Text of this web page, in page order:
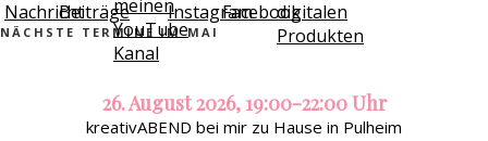
NÄCHSTE TERMINE IM MAI
26. August 2026, 19:00-22:00 Uhr
kreativABEND bei mir zu Hause in Pulheim